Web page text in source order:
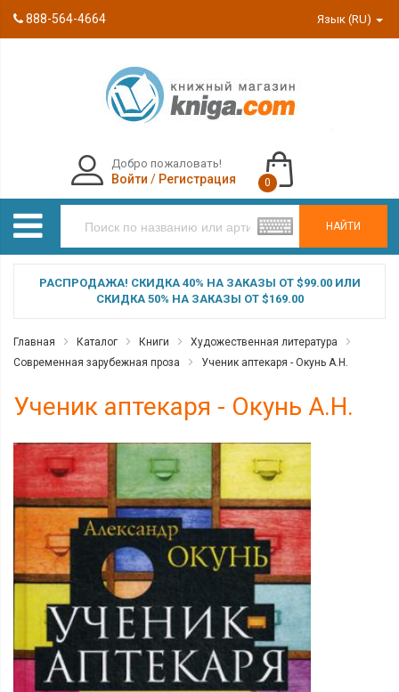
888-564-4664 Язык (RU)
НАЙТИ
Добро пожаловать!
Войти / Регистрация 0
РАСПРОДАЖА! СКИДКА 40% НА ЗАКАЗЫ ОТ $99.00 ИЛИ
СКИДКА 50% НА ЗАКАЗЫ ОТ $169.00
Главная Каталог Книги
Художественная литература
Современная зарубежная проза
Ученик аптекаря - Окунь А.Н.
Ученик аптекаря - Окунь А.Н.